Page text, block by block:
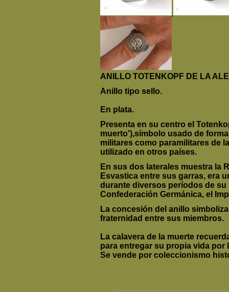
ANILLO TOTENKOPF DE LA
Anillo tipo sello.
En plata.
Presenta en su centro el
muerto'),símbolo usado de
militares como paramilitares de
utilizado en otros países.
En sus dos laterales muestra la
Esvastica entre sus garras, era
durante diversos períodos de
Confederación Germánica, el
La concesión del anillo
fraternidad entre sus miembros.
La calavera de la muerte
para entregar su propia vida por
Se vende por coleccionismo